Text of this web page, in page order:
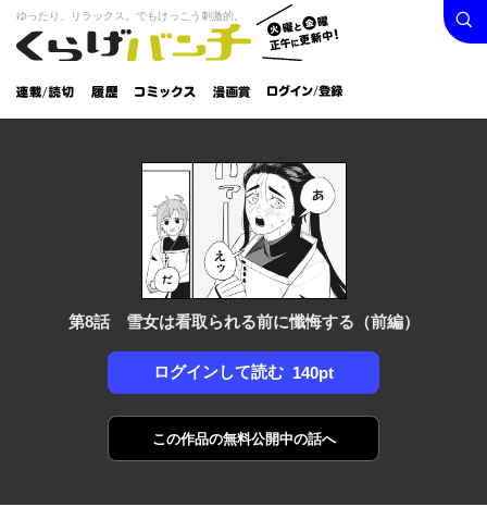
くらげバンチ
火曜と
金曜正
午に更
新中！
ゆったり、リラックス。でもけっこう刺激的。
連載/読
切
履
歴
コミック
漫画
賞
ログイン /
登録
検索
第8話 雪女は看取られる前に懺悔する（前編）
ログインして読む 140pt
この作品の無料公開中の話へ